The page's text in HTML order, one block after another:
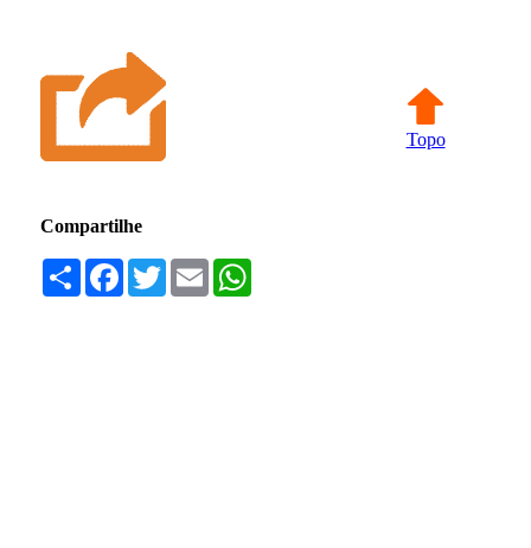
Topo
Compartilhe
Compartilhar
Facebook
TwitterEmail